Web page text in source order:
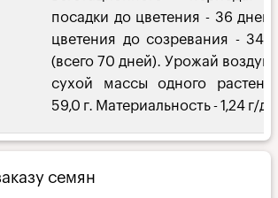
посадки до цветения - 36 дней,
цветения до созревания - 34
(всего 70 дней). Урожай
сухой массы одного
59,0 г. Материальность - 1,24 г/дм
семян